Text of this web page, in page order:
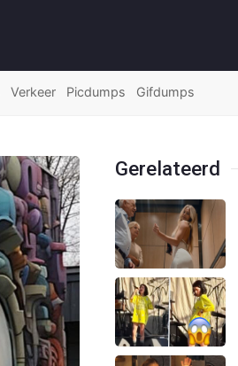
Verkeer Picdumps Gifdumps
Gerelateerd